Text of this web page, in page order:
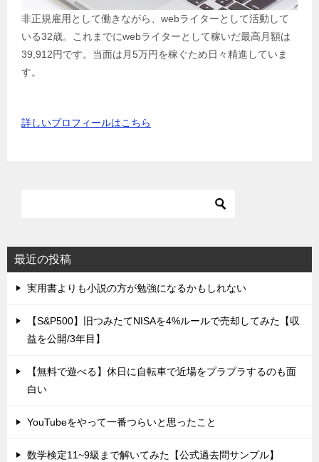
非正規雇用として働きながら、webライターとして活動して
いる32歳。これまでにwebライターとして稼いだ最高月額は
39,912円です。当面は月5万円を稼ぐため日々精進していま
す。
詳しいプロフィールはこちら
最近の投稿
実用書よりも小説の方が勉強になるかもしれない
【S&P500】旧つみたてNISAを4%ルールで売却してみた【収
益を公開/3年目】
【無料で遊べる】休日に自転車で近場をプラプラするのも面
白い
YouTubeをやって一番つらいと思ったこと
数学検定11~9級まで解いてみた【公式過去問サンプル】